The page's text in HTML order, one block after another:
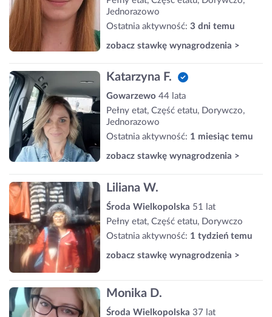
Jednorazowo
Ostatnia aktywność: 3 dni temu
zobacz stawkę wynagrodzenia >
Katarzyna F.
Gowarzewo 44 lata
Pełny etat, Część etatu, Dorywczo,
Jednorazowo
Ostatnia aktywność: 1 miesiąc temu
zobacz stawkę wynagrodzenia >
Liliana W.
Środa Wielkopolska 51 lat
Pełny etat, Część etatu, Dorywczo
Ostatnia aktywność: 1 tydzień temu
zobacz stawkę wynagrodzenia >
Monika D.
Środa Wielkopolska 37 lat